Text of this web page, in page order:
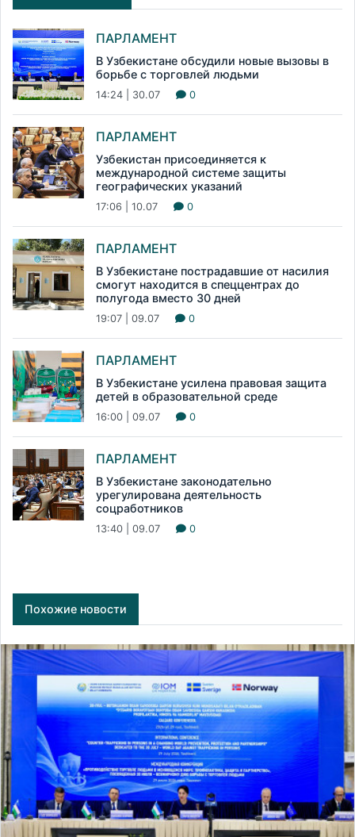
ПАРЛАМЕНТ
В Узбекистане обсудили новые вызовы в
борьбе с торговлей людьми
14:24 | 30.07 0
ПАРЛАМЕНТ
Узбекистан присоединяется к
международной системе защиты
географических указаний
17:06 | 10.07 0
ПАРЛАМЕНТ
В Узбекистане пострадавшие от насилия
смогут находится в спеццентрах до
полугода вместо 30 дней
19:07 | 09.07 0
ПАРЛАМЕНТ
В Узбекистане усилена правовая защита
детей в образовательной среде
16:00 | 09.07 0
ПАРЛАМЕНТ
В Узбекистане законодательно
урегулирована деятельность
соцработников
13:40 | 09.07 0
Похожие новости